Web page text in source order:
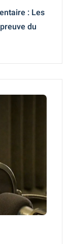
: Les
du